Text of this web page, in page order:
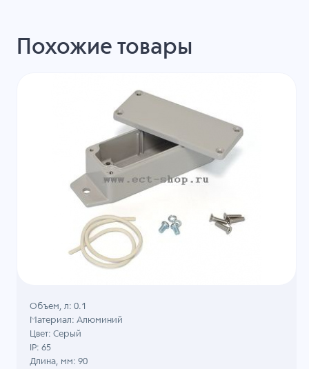
Похожие товары
Объем, л: 0.1
Материал: Алюминий
Цвет: Серый
IP: 65
Длина, мм: 90